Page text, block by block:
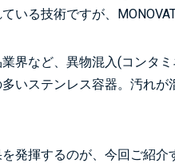
いる技術ですが、
界など、異物混入(コンタ
いステンレス容器。汚れ
発揮するのが、今回ご紹